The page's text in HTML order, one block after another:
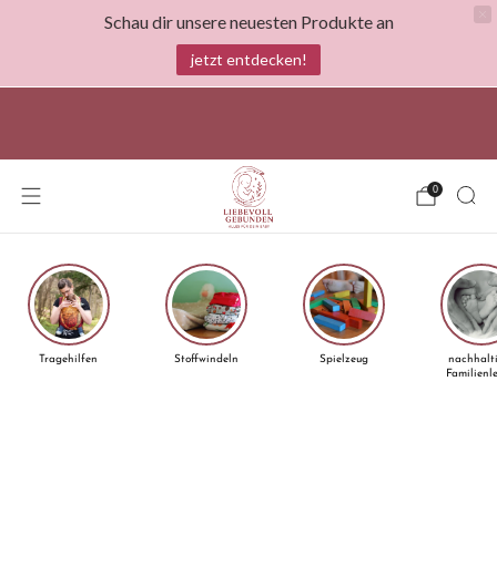
0
Tragehilfen Stoffwindeln Spielzeug
Schau dir unsere neuesten Produkte an
jetzt entdecken!